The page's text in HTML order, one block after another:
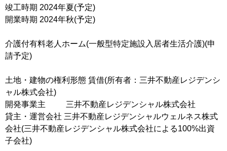
竣工時期 2024年夏(予定)
開業時期 2024年秋(予定)
介護付有料老人ホーム(一般型特定施設入居者生活介護)(申
請予定)
土地・建物の権利形態 賃借(所有者：三井不動産レジデンシ
ャル株式会社)
開発事業主 三井不動産レジデンシャル株式会社
貸主・運営会社 三井不動産レジデンシャルウェルネス株式
会社(三井不動産レジデンシャル株式会社による100%出資
子会社)